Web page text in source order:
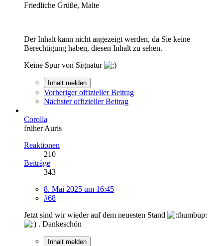
Friedliche Grüße, Malte
Der Inhalt kann nicht angezeigt werden, da Sie keine
Berechtigung haben, diesen Inhalt zu sehen.
Keine Spur von Signatur
Inhalt melden
Vorheriger offizieller Beitrag
Nächster offizieller Beitrag
Corolla
früher Auris
Reaktionen
210
Beiträge
343
8. Mai 2025 um 16:45
#68
Jetzt sind wir wieder auf dem neuesten Stand
. Dankeschön
Inhalt melden